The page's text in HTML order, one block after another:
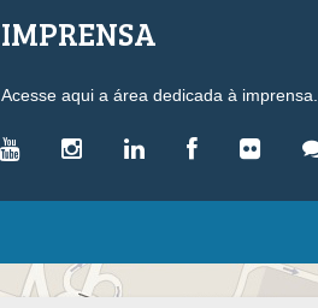
IMPRENSA
Acesse aqui a área dedicada à imprensa.
LEGISLAÇÃO
Leis